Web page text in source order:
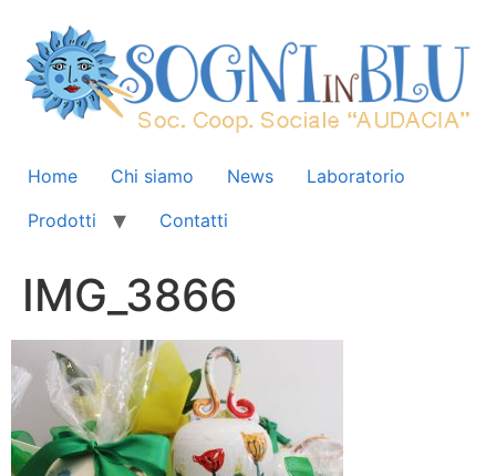
Home Chi siamo News
Laboratorio
Prodotti
Contatti
IMG_3866